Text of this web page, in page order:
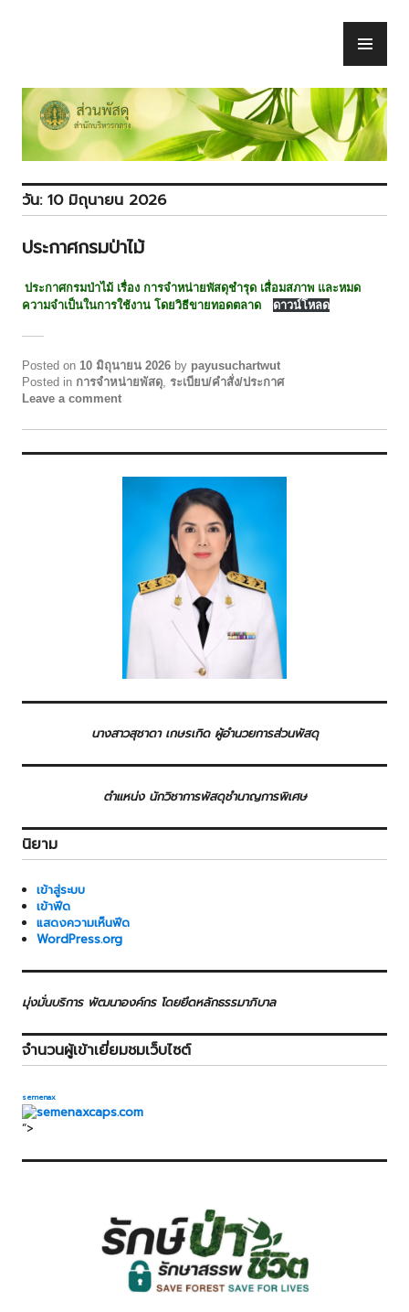
วัน: 10 มิถุนายน 2026
ประกาศกรมป่าไม้
ประกาศกรมป่าไม้ เรื่อง การจำหน่ายพัสดุชำรุด เสื่อมสภาพ และหมด
ความจำเป็นในการใช้งาน โดยวิธีขายทอดตลาด
ดาวน์โหลด
Posted on 10 มิถุนายน 2026 by payusuchartwut
Posted in การจำหน่ายพัสดุ, ระเบียบ/คำสั่ง/ประกาศ
Leave a comment
นางสาวสุชาดา เกษรเกิด ผู้อำนวยการส่วนพัสดุ
ตำแหน่ง นักวิชาการพัสดุชำนาญการพิเศษ
นิยาม
เข้าสู่ระบบ
เข้าฟีด
แสดงความเห็นฟีด
WordPress.org
มุ่งมั่นบริการ พัฒนาองค์กร โดยยึดหลักธรรมาภิบาล
จำนวนผู้เข้าเยี่ยมชมเว็บไซต์
semenax
“>